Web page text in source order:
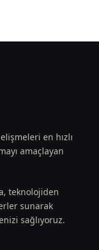
en hızlı
amaçlayan
teknolojiden
sunarak
sağlıyoruz.